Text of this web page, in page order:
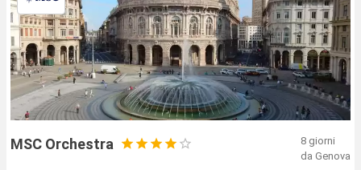
MSC Orchestra
8 giorni
da Genova